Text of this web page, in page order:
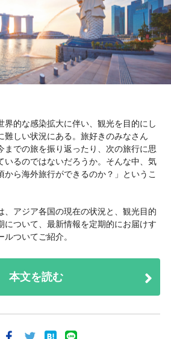
界的な感染拡大に伴い、観光を目的にし
難しい状況にある。旅好きのみなさん
までの旅を振り返ったり、次の旅行に思
いるのではないだろうか。そんな中、気
から海外旅行ができるのか？」というこ
、アジア各国の現在の状況と、観光目的
について、最新情報を定期的にお届けす
ついてご紹介。
本文を読む